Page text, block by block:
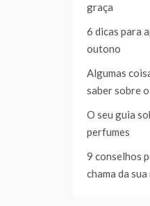
graça
6 dicas para
outono
Algumas
saber sobre
O seu guia
perfumes
9 conselhos
chama da